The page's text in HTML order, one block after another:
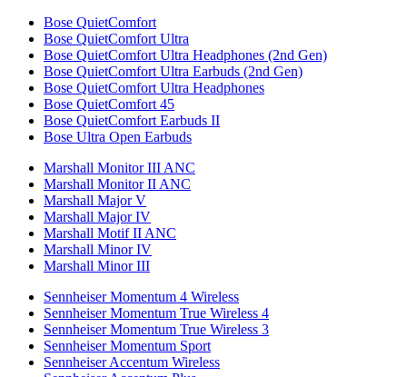
Bose QuietComfort
Bose QuietComfort Ultra
Bose QuietComfort Ultra Headphones (2nd Gen)
Bose QuietComfort Ultra Earbuds (2nd Gen)
Bose QuietComfort Ultra Headphones
Bose QuietComfort 45
Bose QuietComfort Earbuds II
Bose Ultra Open Earbuds
Marshall Monitor III ANC
Marshall Monitor II ANC
Marshall Major V
Marshall Major IV
Marshall Motif II ANC
Marshall Minor IV
Marshall Minor III
Sennheiser Momentum 4 Wireless
Sennheiser Momentum True Wireless 4
Sennheiser Momentum True Wireless 3
Sennheiser Momentum Sport
Sennheiser Accentum Wireless